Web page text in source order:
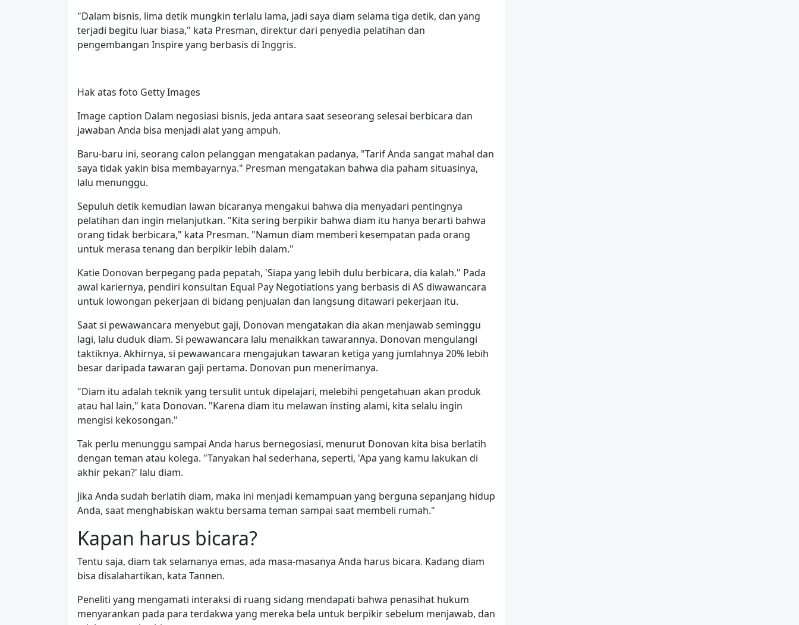
"Dalam bisnis, lima detik mungkin terlalu lama, jadi saya diam selama tiga detik, dan yang
terjadi begitu luar biasa," kata Presman, direktur dari penyedia pelatihan dan
pengembangan Inspire yang berbasis di Inggris.
Hak atas foto Getty Images
Image caption Dalam negosiasi bisnis, jeda antara saat seseorang selesai berbicara dan
jawaban Anda bisa menjadi alat yang ampuh.
Baru-baru ini, seorang calon pelanggan mengatakan padanya, "Tarif Anda sangat mahal dan
saya tidak yakin bisa membayarnya." Presman mengatakan bahwa dia paham situasinya,
lalu menunggu.
Sepuluh detik kemudian lawan bicaranya mengakui bahwa dia menyadari pentingnya
pelatihan dan ingin melanjutkan. "Kita sering berpikir bahwa diam itu hanya berarti bahwa
orang tidak berbicara," kata Presman. "Namun diam memberi kesempatan pada orang
untuk merasa tenang dan berpikir lebih dalam."
Katie Donovan berpegang pada pepatah, 'Siapa yang lebih dulu berbicara, dia kalah." Pada
awal kariernya, pendiri konsultan Equal Pay Negotiations yang berbasis di AS diwawancara
untuk lowongan pekerjaan di bidang penjualan dan langsung ditawari pekerjaan itu.
Saat si pewawancara menyebut gaji, Donovan mengatakan dia akan menjawab seminggu
lagi, lalu duduk diam. Si pewawancara lalu menaikkan tawarannya. Donovan mengulangi
taktiknya. Akhirnya, si pewawancara mengajukan tawaran ketiga yang jumlahnya 20% lebih
besar daripada tawaran gaji pertama. Donovan pun menerimanya.
"Diam itu adalah teknik yang tersulit untuk dipelajari, melebihi pengetahuan akan produk
atau hal lain," kata Donovan. "Karena diam itu melawan insting alami, kita selalu ingin
mengisi kekosongan."
Tak perlu menunggu sampai Anda harus bernegosiasi, menurut Donovan kita bisa berlatih
dengan teman atau kolega. "Tanyakan hal sederhana, seperti, 'Apa yang kamu lakukan di
akhir pekan?' lalu diam.
Jika Anda sudah berlatih diam, maka ini menjadi kemampuan yang berguna sepanjang hidup
Anda, saat menghabiskan waktu bersama teman sampai saat membeli rumah."
Kapan harus bicara?
Tentu saja, diam tak selamanya emas, ada masa-masanya Anda harus bicara. Kadang diam
bisa disalahartikan, kata Tannen.
Peneliti yang mengamati interaksi di ruang sidang mendapati bahwa penasihat hukum
menyarankan pada para terdakwa yang mereka bela untuk berpikir sebelum menjawab, dan